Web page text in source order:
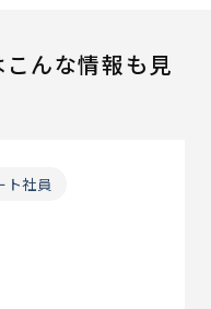
んな情報も見
ト社員